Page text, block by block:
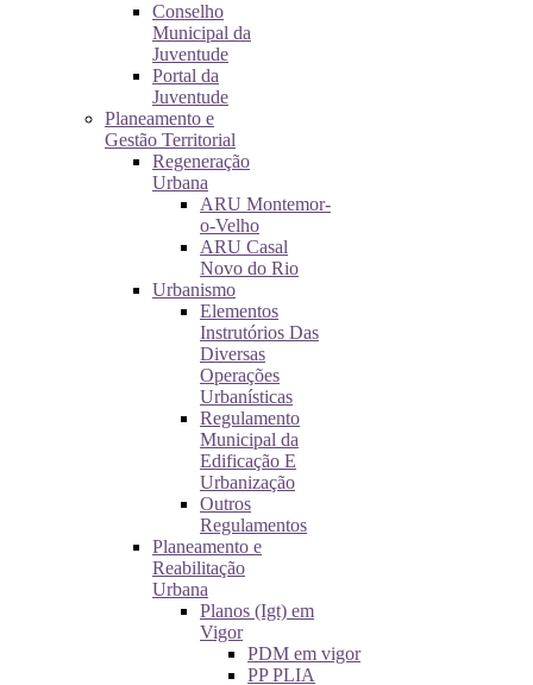
Conselho
Municipal da
Juventude
Portal da
Juventude
Planeamento e
Gestão Territorial
Regeneração
Urbana
ARU Montemor-
o-Velho
ARU Casal
Novo do Rio
Urbanismo
Elementos
Instrutórios Das
Diversas
Operações
Urbanísticas
Regulamento
Municipal da
Edificação E
Urbanização
Outros
Regulamentos
Planeamento e
Reabilitação
Urbana
Planos (Igt) em
Vigor
PDM em vigor
PP PLIA